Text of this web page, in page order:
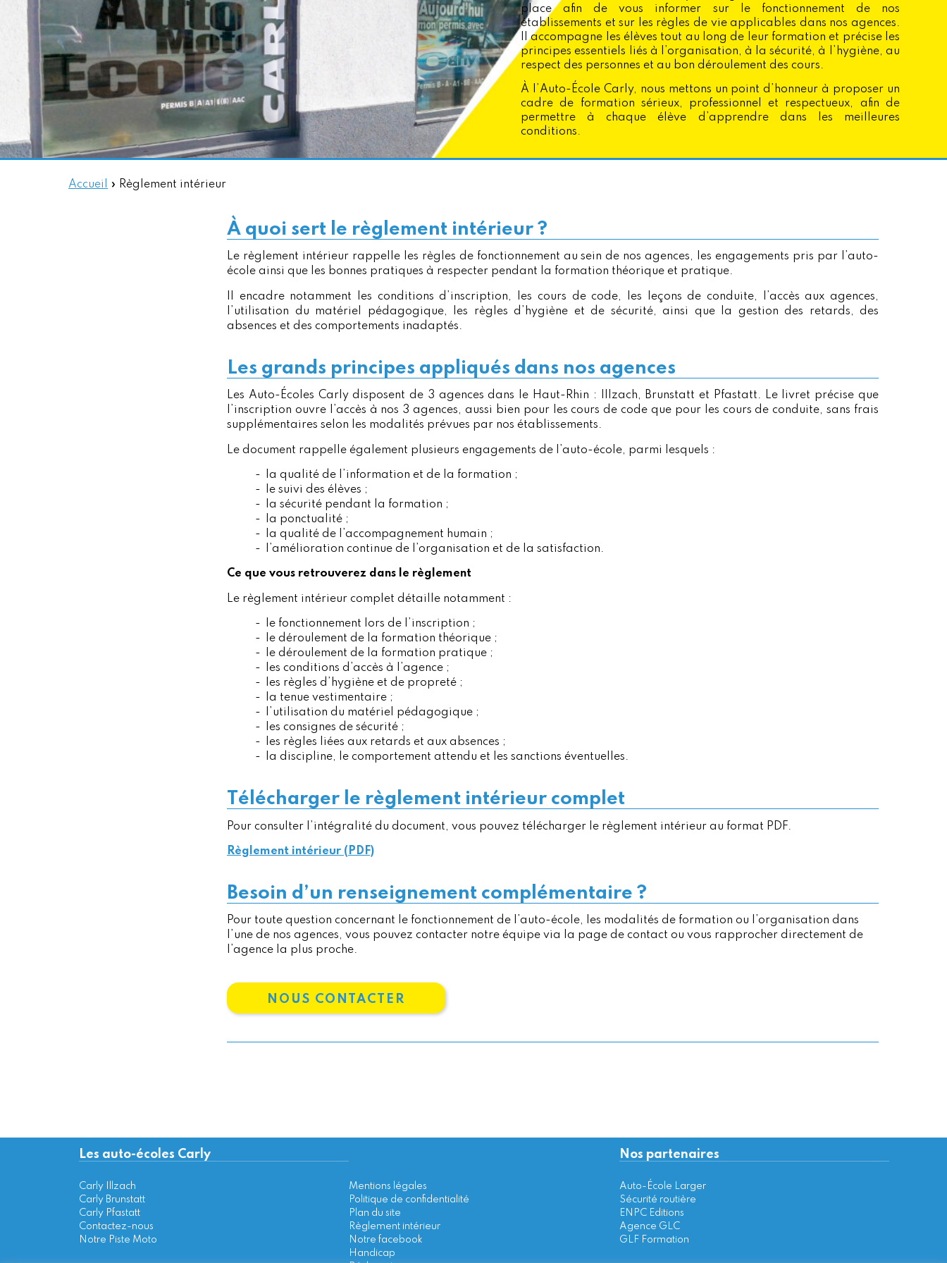
place afin de vous informer sur le fonctionnement de nos
établissements et sur les règles de vie applicables dans nos agences.
Il accompagne les élèves tout au long de leur formation et précise les
principes essentiels liés à l’organisation, à la sécurité, à l’hygiène, au
respect des personnes et au bon déroulement des cours.
À l’Auto-École Carly, nous mettons un point d’honneur à proposer un
cadre de formation sérieux, professionnel et respectueux, afin de
permettre à chaque élève d’apprendre dans les meilleures
conditions.
Accueil » Règlement intérieur
À quoi sert le règlement intérieur ?
Le règlement intérieur rappelle les règles de fonctionnement au sein de nos agences, les engagements pris par l’auto-
école ainsi que les bonnes pratiques à respecter pendant la formation théorique et pratique.
Il encadre notamment les conditions d’inscription, les cours de code, les leçons de conduite, l’accès aux agences,
l’utilisation du matériel pédagogique, les règles d’hygiène et de sécurité, ainsi que la gestion des retards, des
absences et des comportements inadaptés.
Les grands principes appliqués dans nos agences
Les Auto-Écoles Carly disposent de 3 agences dans le Haut-Rhin : Illzach, Brunstatt et Pfastatt. Le livret précise que
l’inscription ouvre l’accès à nos 3 agences, aussi bien pour les cours de code que pour les cours de conduite, sans frais
supplémentaires selon les modalités prévues par nos établissements.
Le document rappelle également plusieurs engagements de l’auto-école, parmi lesquels :
la qualité de l’information et de la formation ;
le suivi des élèves ;
la sécurité pendant la formation ;
la ponctualité ;
la qualité de l’accompagnement humain ;
l’amélioration continue de l’organisation et de la satisfaction.
Ce que vous retrouverez dans le règlement
Le règlement intérieur complet détaille notamment :
le fonctionnement lors de l’inscription ;
le déroulement de la formation théorique ;
le déroulement de la formation pratique ;
les conditions d’accès à l’agence ;
les règles d’hygiène et de propreté ;
la tenue vestimentaire ;
l’utilisation du matériel pédagogique ;
les consignes de sécurité ;
les règles liées aux retards et aux absences ;
la discipline, le comportement attendu et les sanctions éventuelles.
Télécharger le règlement intérieur complet
Pour consulter l’intégralité du document, vous pouvez télécharger le règlement intérieur au format PDF.
Règlement intérieur (PDF)
Besoin d’un renseignement complémentaire ?
Pour toute question concernant le fonctionnement de l’auto-école, les modalités de formation ou l’organisation dans
l’une de nos agences, vous pouvez contacter notre équipe via la page de contact ou vous rapprocher directement de
l’agence la plus proche.
NOUS CONTACTER
Les auto-écoles Carly
Carly Illzach
Carly Brunstatt
Carly Pfastatt
Contactez-nous
Notre Piste Moto
Mentions légales
Politique de confidentialité
Plan du site
Règlement intérieur
Notre facebook
Handicap
Nos partenaires
Auto-École Larger
Sécurité routière
ENPC Editions
Agence GLC
GLF Formation